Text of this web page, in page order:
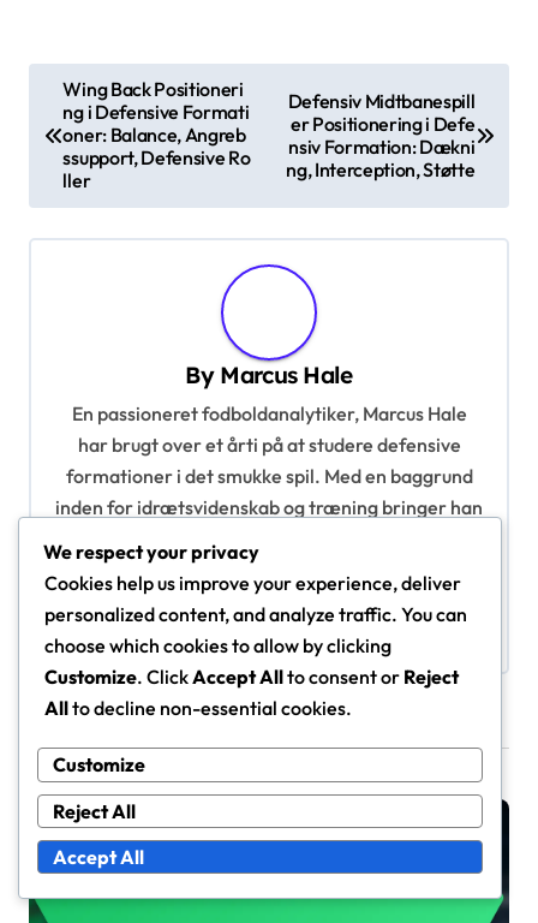
t
n
i
o
n
Wing Back Positioneri
ng i Defensive Formati
oner: Balance, Angreb
ssupport, Defensive Ro
ller
Defensiv Midtbanespill
er Positionering i Defe
nsiv Formation: Dækni
ng, Interception, Støtte
By Marcus Hale
En passioneret fodboldanalytiker, Marcus Hale
har brugt over et årti på at studere defensive
formationer i det smukke spil. Med en baggrund
inden for idrætsvidenskab og træning bringer han
fodbold. Når han ikke skriver, nyder Marcus at
spille amatørfodbold og dele sine indsigter på
forskellige platforme.
Related Posts
Danmark Strategier
We respect your privacy
Cookies help us improve your experience, deliver
personalized content, and analyze traffic. You can
choose which cookies to allow by clicking
Customize. ClickAccept Allto consent or Reject
Allto decline non-essential cookies.
Customize
Reject All
Accept All